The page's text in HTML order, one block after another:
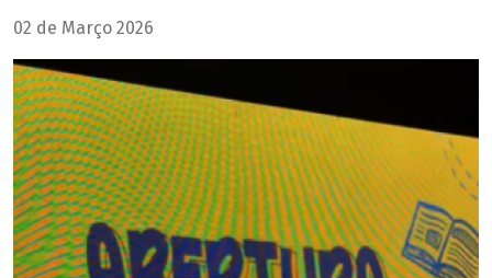
02 de Março 2026